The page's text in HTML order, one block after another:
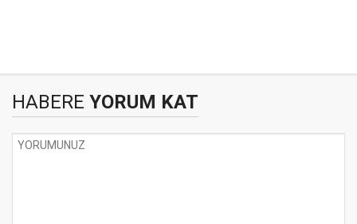
HABERE YORUM KAT